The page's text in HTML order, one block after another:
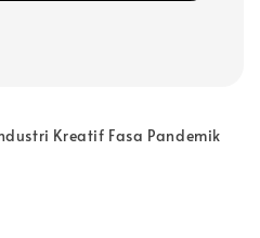
Kreatif Fasa Pandemik